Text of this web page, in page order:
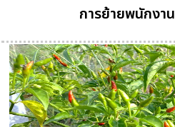
การย้ายพนักงา